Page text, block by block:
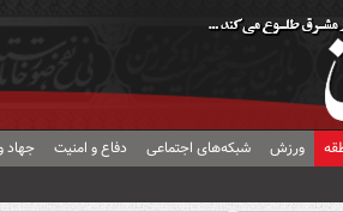
ورزش شبکه‌های اجتماعی دفاع و امنیت جهاد